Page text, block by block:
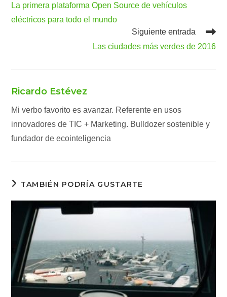
artículos
La primera plataforma Open Source de vehículos
eléctricos para todo el mundo
Siguiente entrada
Las ciudades más verdes de 2016
Ricardo Estévez
Mi verbo favorito es avanzar. Referente en usos
innovadores de TIC + Marketing. Bulldozer sostenible y
fundador de ecointeligencia
TAMBIÉN PODRÍA GUSTARTE